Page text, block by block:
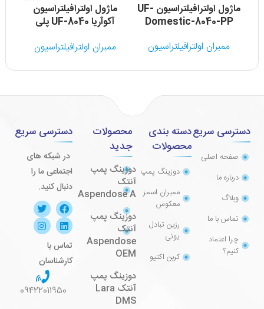
ماژول اولترافیلتراسیون UF-
Domestic-8040-PP
ممبران اولترافیلتراسیون
ماژول اولترافیلتراسیون
آکوآریا UF-8040 پلی
ممبران اولترافیلتراسیون
دسترسی سریع
صفحه اصلی
درباره ما
وبلاگ
تماس با ما
چرا اعتماد
کنیم؟
دسته بندی
محصولات
دوزینگ پمپ
ممبران اسمز
معکوس
رزین تبادل
یونی
کربن اکتیو
محصولات
جدید
دوزینگ پمپ
آنتک
Aspendose A
دوزینگ پمپ
آنتک
Aspendose
OEM
دوزینگ پمپ
آنتک Lara
DMS
دسترسی سریع
در شبکه های
اجتماعی ما را
دنبال کنید.
تماس با
کارشناسان
09422011950